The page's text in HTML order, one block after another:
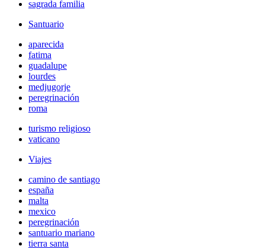
sagrada familia
Santuario
aparecida
fatima
guadalupe
lourdes
medjugorje
peregrinación
roma
turismo religioso
vaticano
Viajes
camino de santiago
españa
malta
mexico
peregrinación
santuario mariano
tierra santa